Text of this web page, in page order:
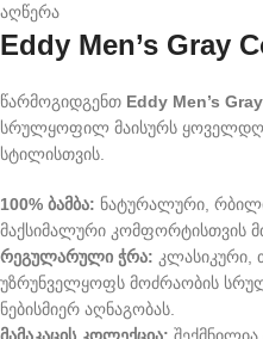
აღწერა
Eddy Men’s Gray
წარმოგიდგენთ Eddy Men’s
სრულყოფილ მაისურს
სტილისთვის.
100% ბამბა: ნატურალური,
მაქსიმალური კომფორტისთვის
რეგულარული ჭრა: კლასიკური,
უზრუნველყოფს მოძრაობის
ნებისმიერ აღნაგობას.